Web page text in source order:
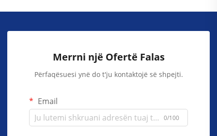
Merrni një Ofertë Falas
Përfaqësuesi ynë do t'ju kontaktojë së shpejti.
Email
0/100